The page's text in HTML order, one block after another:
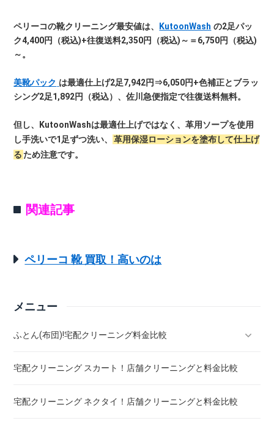
ペリーコの靴クリーニング最安値は、 KutoonWash の2足パッ
ク4,400円（税込)+往復送料2,350円（税込)～＝6,750円（税込)
～。
美靴パック は最適仕上げ2足7,942円⇒6,050円+色補正とブラッ
シング2足1,892円（税込）、佐川急便指定で往復送料無料。
但し、KutoonWashは最適仕上げではなく、革用ソープを使用
し手洗いで1足ずつ洗い、
革用保湿ローションを塗布して仕上げ
る ため注意です。
関連記事
ペリーコ 靴 買取！高いのは
メニュー
ふとん(布団)!宅配クリーニング料金比較
羽毛ふとん(布団)!宅配クリーニング料金比較
こたつ布団 クリーニング ! 料金 比較
宅配クリーニング スカート！店舗クリーニングと料金比較
宅配クリーニング ネクタイ！店舗クリーニングと料金比較